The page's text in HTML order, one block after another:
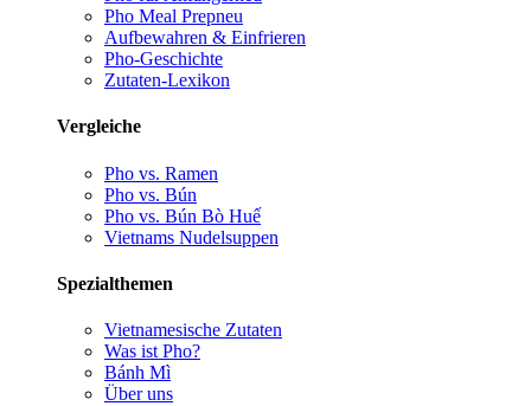
Pho Meal Prepneu
Aufbewahren & Einfrieren
Pho-Geschichte
Zutaten-Lexikon
Vergleiche
Pho vs. Ramen
Pho vs. Bún
Pho vs. Bún Bò Huế
Vietnams Nudelsuppen
Spezialthemen
Vietnamesische Zutaten
Was ist Pho?
Bánh Mì
Über uns